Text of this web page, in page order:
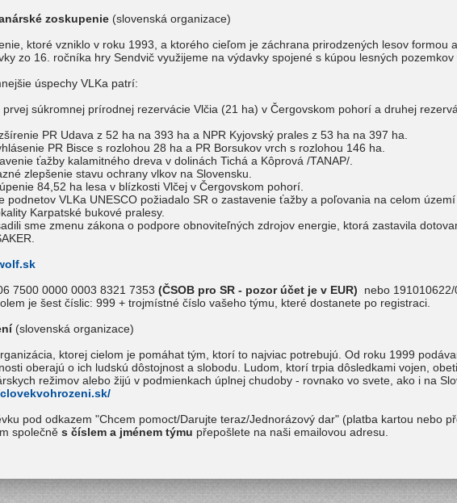
zoskupenie (slovenská organizace)
ktoré vzniklo v roku 1993, a ktorého cieľom je záchrana prirodzených lesov formou
zo 16. ročníka hry Sendvič využijeme na výdavky spojené s kúpou lesných
úspechy VLKa patrí:
prvej súkromnej prírodnej rezervácie Vlčia (21 ha) v Čergovskom pohorí a druhej
PR Udava z 52 ha na 393 ha a NPR Kyjovský prales z 53 ha na 397 ha.
PR Bisce s rozlohou 28 ha a PR Borsukov vrch s rozlohou 146 ha.
ťažby kalamitného dreva v dolinách Tichá a Kôprová /TANAP/.
zlepšenie stavu ochrany vlkov na Slovensku.
84,52 ha lesa v blízkosti Vlčej v Čergovskom pohorí.
podnetov VLKa UNESCO požiadalo SR o zastavenie ťažby a poľovania na celom
Karpatské bukové pralesy.
sme zmenu zákona o podpore obnoviteľných zdrojov energie, ktorá zastavila
7500 0000 0003 8321 7353 (ČSOB pro SR - pozor účet je v EUR)
nebo
je šest číslic: 999 + trojmístné číslo vašeho týmu, které dostanete po registraci.
(slovenská organizace)
ktorej cielom je pomáhat tým, ktorí to najviac potrebujú. Od roku 1999
oberajú o ich ludskú dôstojnost a slobodu. Ludom, ktorí trpia dôsledkami vojen,
režimov alebo žijú v podmienkach úplnej chudoby - rovnako vo svete, ako i na
pod odkazem "Chcem pomoct/Darujte teraz/Jednorázový dar" (platba kartou nebo
společně s číslem a jménem týmu přepošlete na naši emailovou adresu.